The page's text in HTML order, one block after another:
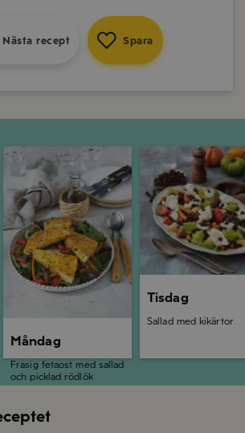
Nästa recept Spara
Måndag
Måndag
Frasig fetaost med sallad
och picklad rödlök
Tisdag
Sallad med kikärtor